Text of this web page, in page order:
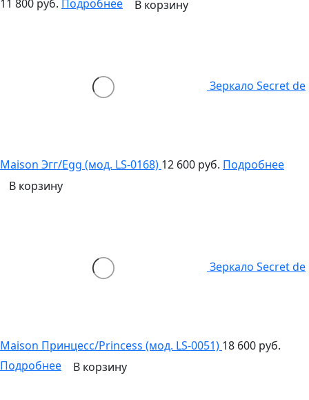
11 800 руб. Подробнее В корзину
Зеркало Secret de
Maison Эгг/Egg (мод. LS-0168) 12 600 руб. Подробнее
В корзину
Зеркало Secret de
Maison Принцесс/Princess (мод. LS-0051) 18 600 руб.
Подробнее
В корзину